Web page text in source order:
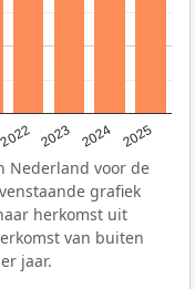
2022 2023 2024 2025
Nederland voor de
grafiek
herkomst uit
van buiten
jaar.